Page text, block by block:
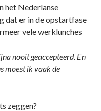
het Nederlanse
dat er in de opstartfase
vele werklunches
nooit geaccepteerd. En
moest ik vaak de
zeggen?